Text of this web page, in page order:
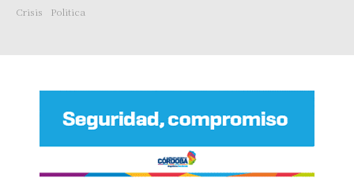
Crisis
Politica